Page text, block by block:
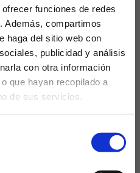
funciones de redes
Además, compartimos
haga del sitio web con
publicidad y análisis
con otra información
que hayan recopilado a
de sus servicios.
DE 18 AÑOS
de Europa en caso de
octavo con 47 puntos,
actualmente le arrebata
a Europa,
League.
a cada uno de los
directos: